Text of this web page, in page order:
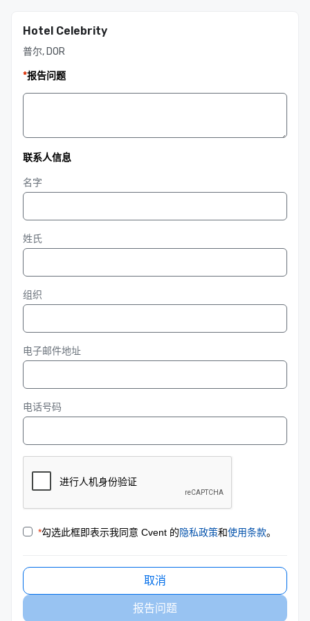
Hotel Celebrity
普尔, DOR
*报告问题
联系人信息
名字
姓氏
组织
电子邮件地址
电话号码
*勾选此框即表示我同意 Cvent 的隐私政策和使用条款。
取消
报告问题